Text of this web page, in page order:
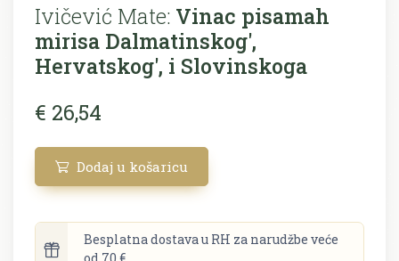
Ivičević Mate: Vinac pisamah
mirisa Dalmatinskog',
Hervatskog', i Slovinskoga
€ 26,54
Dodaj u košaricu
Besplatna dostava u RH za narudžbe veće